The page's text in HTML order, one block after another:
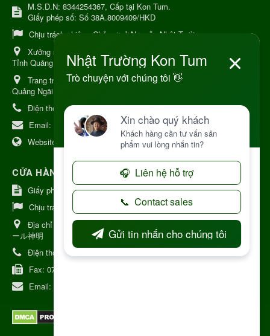
M.S.D.N: 8344254367, Cấp tại Kon Tum.
Giấy phép số: Số 38A.8009409/HKD
Chịu trách nhiệm: Chủ cơ sở Nguyễn Nhật Trường
Xưởng sản xuất:
Tỉnh Quảng Ngải
Trang trại Dược Liệu Hữu Cơ:Khu 37 Hộ Xã Măng Đen Tỉnh
Quảng Ngãi
Điện thoại:+84 906968923
Email:
kinhdoanh@nhattruongkontum.com
Website:
https://www.nhattruongkontum.com
CỬA HÀNG GIỚI THIỆU TẠI NHẬT BẢN
Giấy phép số: 080-9475-1379
Chịu trách nhiệm:
MR THƯƠNG
Địa chỉ Nhật Bản:
日本 愛知県刈谷市神明町6丁目308番地 ファミ
ール神明
Điện thoại:080-9475-1379
Fax: 070-9178-7979
Email: